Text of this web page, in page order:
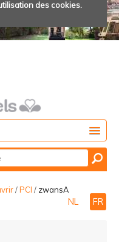
des cookies.
/PCI / zwansA
NL FR